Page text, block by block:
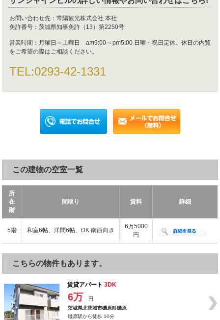
お問い合わせ先： 常陽観光株式会社 本社
免許番号： 茨城県知事免許（13）第2250号
営業時間： 月曜日～土曜日 am9:00～pm5:00 日曜・祝日定休。休日の内覧
をご希望の際はご相談ください。
TEL:0293-42-1331
この建物の空室一覧
所
在
階
間取り 賃料 詳細
5階 和室6帖、洋間6帖、DK 南西向き
6万5000
円
こちらの物件もあります。
賃貸アパート 3DK
6万
円
茨城県北茨城市磯原町磯原
磯原駅から徒歩 10分